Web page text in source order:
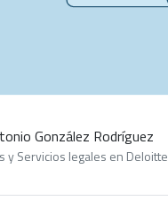
González Rodríguez
y Servicios legales en Deloitte